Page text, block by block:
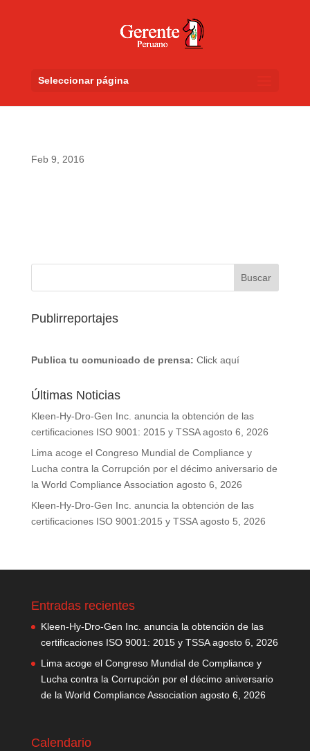
Seleccionar página
Feb 9, 2016
Publirreportajes
Publica tu comunicado de prensa: Click aquí
Últimas Noticias
Kleen-Hy-Dro-Gen Inc. anuncia la obtención de las
certificaciones ISO 9001: 2015 y TSSA agosto 6, 2026
Lima acoge el Congreso Mundial de Compliance y
Lucha contra la Corrupción por el décimo aniversario de
la World Compliance Association agosto 6, 2026
Kleen-Hy-Dro-Gen Inc. anuncia la obtención de las
certificaciones ISO 9001:2015 y TSSA agosto 5, 2026
Entradas recientes
Kleen-Hy-Dro-Gen Inc. anuncia la obtención de las
certificaciones ISO 9001: 2015 y TSSA agosto 6, 2026
Lima acoge el Congreso Mundial de Compliance y
Lucha contra la Corrupción por el décimo aniversario
de la World Compliance Association agosto 6, 2026
Calendario